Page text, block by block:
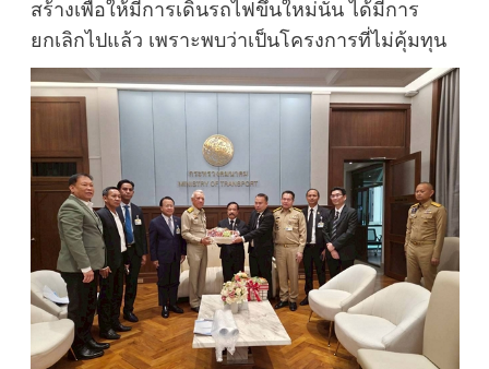
สร้างเพื่อให้มีการเดินรถไฟขึ้นใหม่นั้น ได้มีการ
ยกเลิกไปแล้ว เพราะพบว่าเป็นโครงการที่ไม่คุ้มทุน